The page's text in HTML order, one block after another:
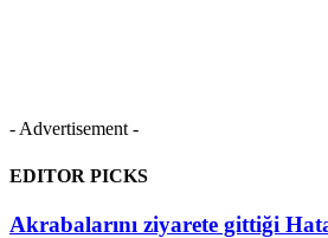
- Advertisement -
EDITOR PICKS
Akrabalarını ziyarete gittiği